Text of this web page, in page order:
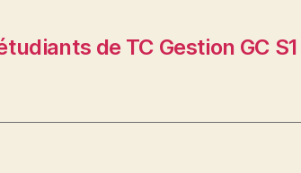
de TC Gestion GC S1